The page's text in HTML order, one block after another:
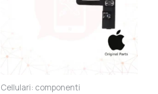
Cellulari: componenti